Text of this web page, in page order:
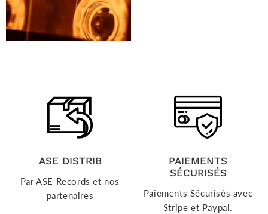
ASE DISTRIB
Par ASE Records et nos
partenaires
PAIEMENTS
SÉCURISÉS
Paiements Sécurisés avec
Stripe et Paypal.